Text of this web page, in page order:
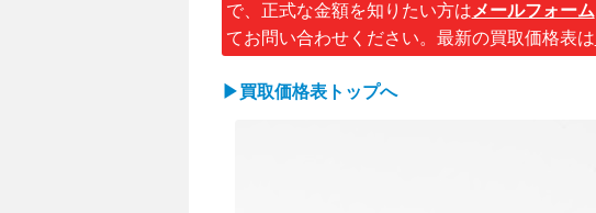
で、正式な金額を知りたい方は メールフォーム
てお問い合わせください。最新の買取価格表は
▶買取価格表トップへ